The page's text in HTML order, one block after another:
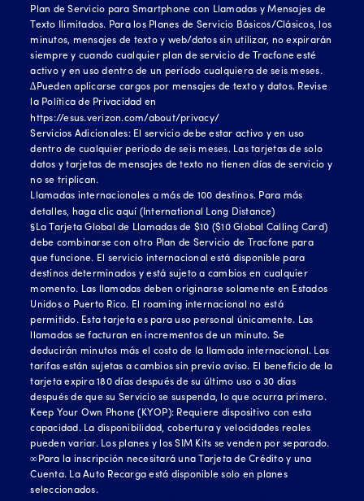
Plan de Servicio para Smartphone con Llamadas y Mensajes de
Texto Ilimitados. Para los Planes de Servicio Básicos/Clásicos, los
minutos, mensajes de texto y web/datos sin utilizar, no expirarán
siempre y cuando cualquier plan de servicio de Tracfone esté
activo y en uso dentro de un período cualquiera de seis meses.
∆Pueden aplicarse cargos por mensajes de texto y datos. Revise
la Política de Privacidad en
https://esus.verizon.com/about/privacy/
Servicios Adicionales: El servicio debe estar activo y en uso
dentro de cualquier periodo de seis meses. Las tarjetas de solo
datos y tarjetas de mensajes de texto no tienen días de servicio y
no se triplican.
Llamadas internacionales a más de 100 destinos. Para más
detalles, haga clicaquí (International Long Distance)
§La Tarjeta Global de Llamadas de $10 ($10 Global Calling Card)
debe combinarse con otro Plan de Servicio de Tracfone para
que funcione. El servicio internacional está disponible para
destinos determinados y está sujeto a cambios en cualquier
momento. Las llamadas deben originarse solamente en Estados
Unidos o Puerto Rico. El roaming internacional no está
permitido. Esta tarjeta es para uso personal únicamente. Las
llamadas se facturan en incrementos de un minuto. Se
deducirán minutos más el costo de la llamada internacional. Las
tarifas están sujetas a cambios sin previo aviso. El beneficio de la
tarjeta expira 180 días después de su último uso o 30 días
después de que su Servicio se suspenda, lo que ocurra primero.
Keep Your Own Phone (KYOP): Requiere dispositivo con esta
capacidad. La disponibilidad, cobertura y velocidades reales
pueden variar. Los planes y los SIM Kits se venden por separado.
∞Para la inscripción necesitará una Tarjeta de Crédito y una
Cuenta. La Auto Recarga está disponible solo en planes
seleccionados.